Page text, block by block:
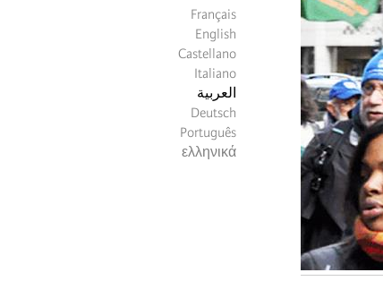
Français
English
Castellano
Italiano
العربية
Deutsch
Português
ελληνικά